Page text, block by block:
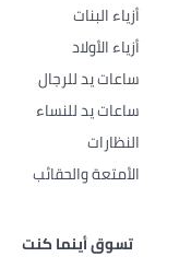
أزياء البنات
أزياء الأولاد
ساعات يد للرجال
ساعات يد للنساء
النظارات
الأمتعة والحقائب
تسوق أينما كنت